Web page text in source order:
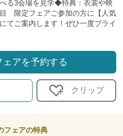
る3会場を見学◆特典：衣裳や映
限定フェアご参加の方に【人気
てご案内します！ぜひ一度ブライ
ェアを予約する
クリップ
フェアの特典